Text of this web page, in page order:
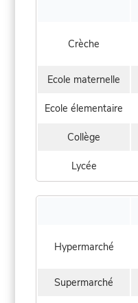
Crèche
Ecole maternelle
Ecole élementaire
Collège
Lycée
Hypermarché
Supermarché